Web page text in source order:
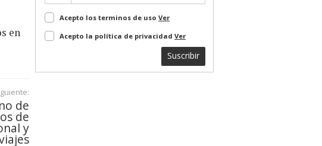
en
de
de
y
Acepto los terminos de uso Ver
Acepto la política de privacidad Ver
Suscribir